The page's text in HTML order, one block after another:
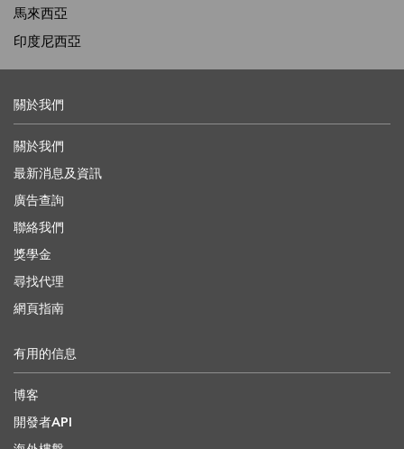
馬來西亞
印度尼西亞
關於我們
關於我們
最新消息及資訊
廣告查詢
聯絡我們
獎學金
尋找代理
網頁指南
有用的信息
博客
開發者API